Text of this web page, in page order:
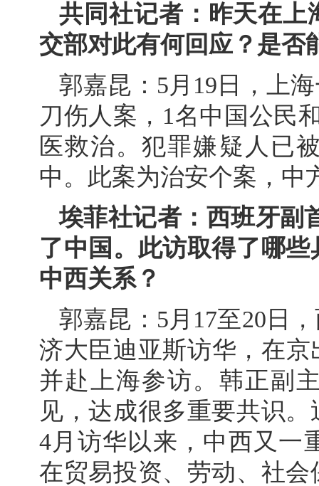
共同社记者：昨天在上
交部对此有何回应？是否
郭嘉昆：5月19日，上
刀伤人案，1名中国公民
医救治。犯罪嫌疑人已
中。此案为治安个案，中
埃菲社记者：西班牙副
了中国。此访取得了哪
中西关系？
郭嘉昆：5月17至20日
济大臣迪亚斯访华，在
并赴上海参访。韩正副
见，达成很多重要共识
4月访华以来，中西又一
在贸易投资、劳动、社